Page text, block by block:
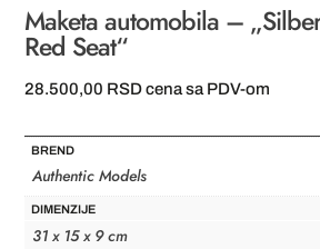
Maketa automobila –
Red Seat“
28.500,00 RSD cena sa PDV-om
BREND
Authentic Models
DIMENZIJE
31 x 15 x 9 cm